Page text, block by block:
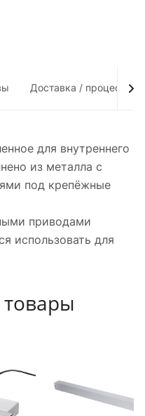
Доставка / процесс
для внутреннего
из металла с
под крепёжные
приводами
использовать для